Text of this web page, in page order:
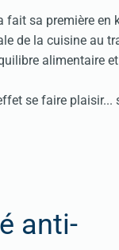
fait sa première en
de la cuisine au
alimentaire
se faire plaisir...
anti-